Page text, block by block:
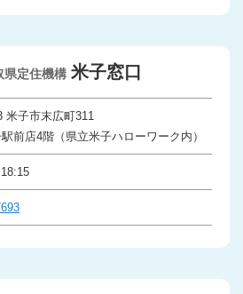
県定住機構 米子窓口
米子市末広町311
前店4階（県立米子ハローワーク内）